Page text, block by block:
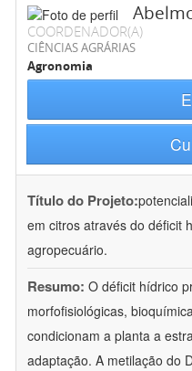
COORDENADOR(A)
CIÊNCIAS AGRÁRIAS
Agronomia
Título do Projeto:
em citros através do déficit
agropecuário.
Resumo: O déficit hídrico
morfofisiológicas,
condicionam a planta a
adaptação. A metilação do